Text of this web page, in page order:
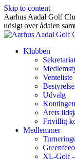
Skip to content
Aarhus Aadal Golf
udsigt over ådalen
Klubben
Venteliste
Udvalg
Årets
Frivillig
Medlemmer
XL-Golf